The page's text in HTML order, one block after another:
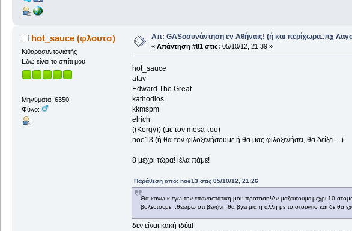
hot_sauce (φλουτσ)
Κιθαροσυντονιστής
Εδώ είναι το σπίτι μου
Μηνύματα: 6350
Φύλο:
Απ: GASοσυνάντηση εν Αθήναις! (ή και περίχωρα..πχ
« Απάντηση #81 στις: 05/10/12, 21:39 »
hot_sauce
atav
Edward The Great
kathodios
kkmspm
elrich
((Korgy)) (με τον mesa του)
noe13 (ή θα τον φιλοξενήσουμε ή θα μας φιλοξενήσει, θα δείξει....)
8 μέχρι τώρα! ιέλα πάμε!
Παράθεση από: noe13 στις 05/10/12, 21:26
Θα κανω κ εγω την επαναστατικη μου προταση!Αν μαζευτουμε μεχρι 10
βολευτουμε...θεωρω οτι βενζινη θα βγει μια η αλλη με το στουντιο και δε
δεν είναι κακή ιδέα!